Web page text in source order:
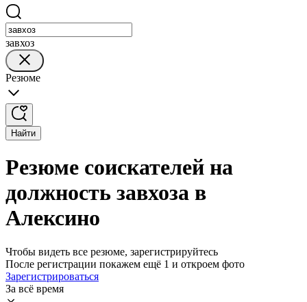
завхоз
Резюме
Найти
Резюме соискателей на
должность завхоза в
Алексино
Чтобы видеть все резюме, зарегистрируйтесь
После регистрации покажем ещё 1 и откроем фото
Зарегистрироваться
За всё время